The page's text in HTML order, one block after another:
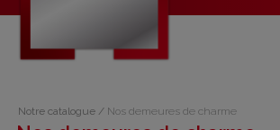
Notre catalogue / Nos demeures de charme